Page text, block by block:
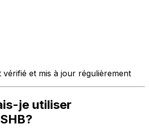
vérifié et mis à jour régulièrement
je utiliser